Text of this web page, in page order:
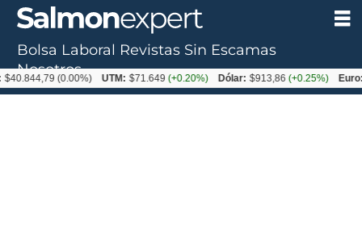
Bolsa Laboral Revistas Sin Escamas
Nosotros
(0.00%) UTM: $71.649 (+0.20%) Dólar: $913,86 (+0.25%) Euro: